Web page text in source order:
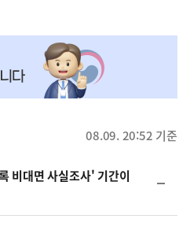
08.09. 20:52 기준
비대면 사실조사' 기간이
일